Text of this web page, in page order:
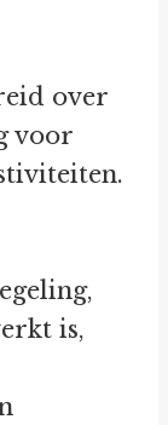
over
voor
is,